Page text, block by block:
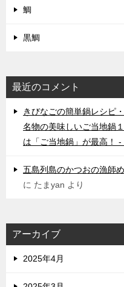
鯛
黒鯛
最近のコメント
きびなごの簡単鍋レシピ
名物の美味しいご当地鍋
は「ご当地鍋」が最高！
五島列島のかつおの漁師
に たまyan より
アーカイブ
2025年4月